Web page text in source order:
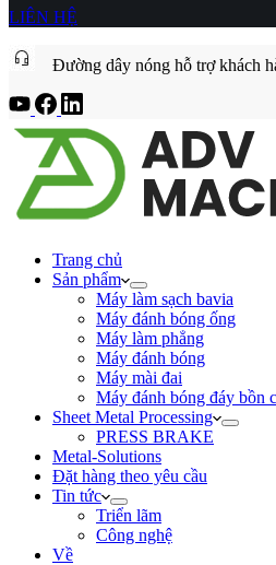
LIÊN HỆ
Đường dây nóng hỗ trợ khách
Trang chủ
Sản phẩm
Máy làm sạch bavia
Máy đánh bóng ống
Máy làm phẳng
Máy đánh bóng
Máy mài đai
Máy đánh bóng đáy bồn
Sheet Metal Processing
PRESS BRAKE
Metal-Solutions
Đặt hàng theo yêu cầu
Tin tức
Triển lãm
Công nghệ
Về